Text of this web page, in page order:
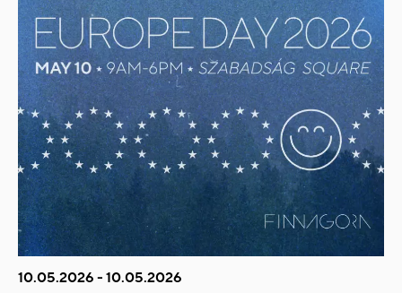
10.05.2026 - 10.05.2026